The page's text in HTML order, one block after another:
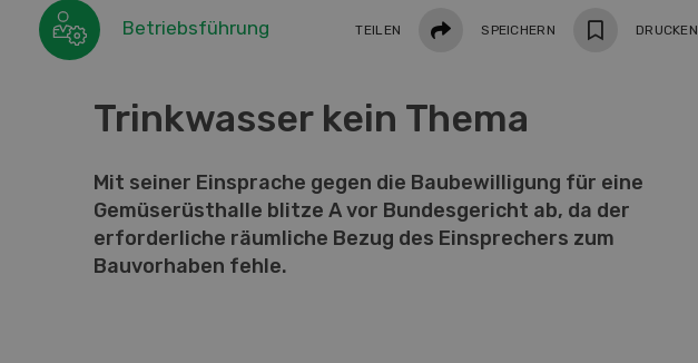
Betriebsführung TEILEN Teilen SPEICHERN DRUCKEN
Trinkwasser kein Thema
Mit seiner Einsprache gegen die Baubewilligung für eine
Gemüserüsthalle blitze A vor Bundesgericht ab, da der
erforderliche räumliche Bezug des Einsprechers zum
Bauvorhaben fehle.